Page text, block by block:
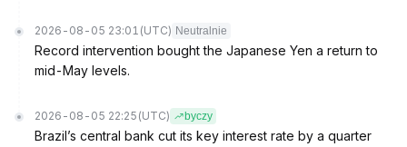
2026-08-05 23:01 (UTC) Neutralnie
Record intervention bought the Japanese Yen a return to
mid-May levels.
2026-08-05 22:25 (UTC) byczy
Brazil’s central bank cut its key interest rate by a quarter